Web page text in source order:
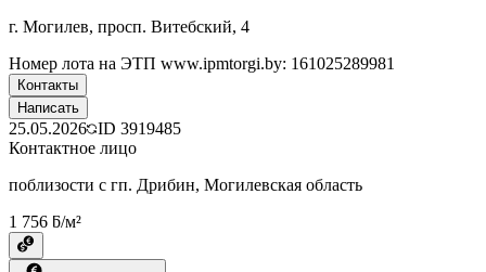
г. Могилев, просп. Витебский, 4
Номер лота на ЭТП www.ipmtorgi.by: 161025289981
Контакты
Написать
25.05.2026 ID 3919485
Контактное лицо
поблизости с гп. Дрибин, Могилевская область
1 756 ƃ/м²